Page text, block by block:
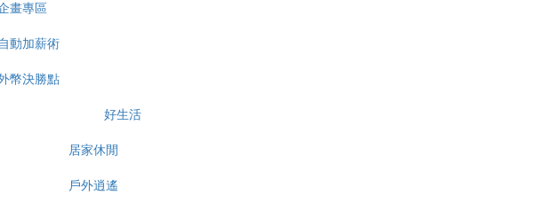
畫專區
動加薪術
幣決勝點
好生活
居家休閒
戶外逍遙